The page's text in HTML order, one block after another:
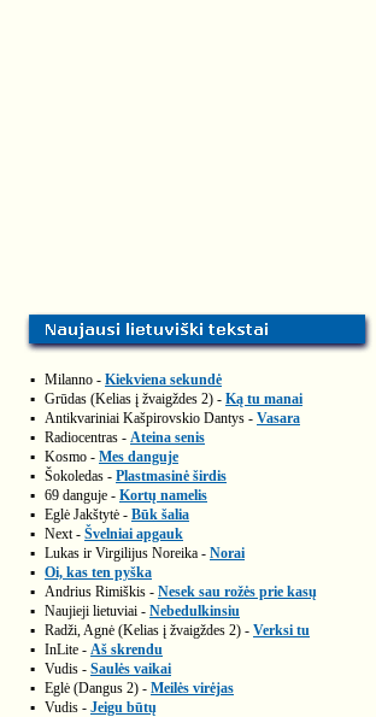
▪ Milanno - Kiekviena sekundė
▪ Grūdas (Kelias į žvaigždes 2) - Ką tu manai
▪ Antikvariniai Kašpirovskio Dantys - Vasara
▪ Radiocentras - Ateina senis
▪ Kosmo - Mes danguje
▪ Šokoledas - Plastmasinė širdis
▪ 69 danguje - Kortų namelis
▪ Eglė Jakštytė - Būk šalia
▪ Next - Švelniai apgauk
▪ Lukas ir Virgilijus Noreika - Norai
▪ Oi, kas ten pyška
▪ Andrius Rimiškis - Nesek sau rožės prie kasų
▪ Naujieji lietuviai - Nebedulkinsiu
▪ Radži, Agnė (Kelias į žvaigždes 2) - Verksi tu
▪ InLite - Aš skrendu
▪ Vudis - Saulės vaikai
▪ Eglė (Dangus 2) - Meilės virėjas
▪ Vudis - Jeigu būtų